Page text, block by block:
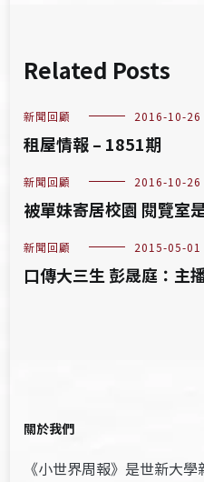
Related Posts
新聞回顧 2016-10-26
租屋情報 – 1851期
新聞回顧 2016-10-26
被單妹寄居校園 閱覽室
新聞回顧 2015-05-01
口傳大三生 彭晟庭：主
關於我們
《小世界周報》是世新大